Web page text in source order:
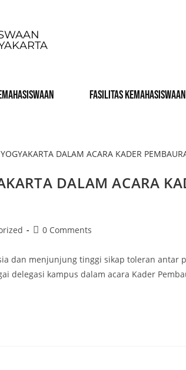
Fasilitas Kemahasiswaan
DALAM ACARA
0 Comments
dan menjunjung tinggi sikap toleran antar
delegasi kampus dalam acara Kader